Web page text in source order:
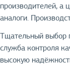
производителей, а
аналоги.
Тщательный выбор
служба контроля
высокую